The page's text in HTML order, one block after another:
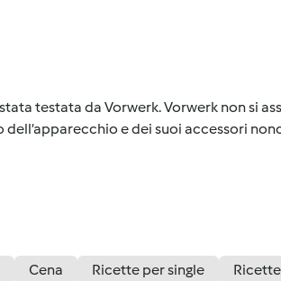
testata da Vorwerk. Vorwerk non si
e dei suoi accessori
Cena Ricette per single